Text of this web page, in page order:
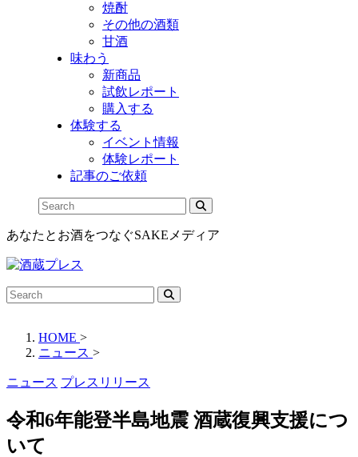
焼酎
その他の酒類
甘酒
味わう
新商品
試飲レポート
購入する
体験する
イベント情報
体験レポート
記事のご依頼
あなたとお酒をつなぐSAKEメディア
HOME >
ニュース >
ニュース プレスリリース
令和6年能登半島地震 酒蔵復興支援につ
いて